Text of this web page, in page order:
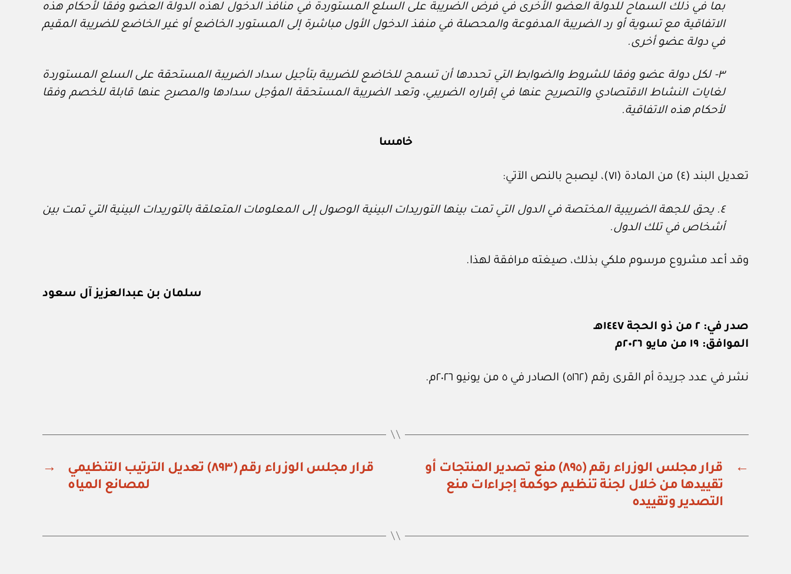
بما في ذلك السماح للدولة العضو الأخرى في فرض الضريبة على السلع المستوردة في منافذ الدخول لهذه الدولة العضو وفقا لأحكام هذه
الاتفاقية مع تسوية أو رد الضريبة المدفوعة والمحصلة في منفذ الدخول الأول مباشرة إلى المستورد الخاضع أو غير الخاضع للضريبة المقيم
في دولة عضو أخرى.
٣‏- لكل دولة عضو وفقا للشروط والضوابط التي تحددها أن تسمح للخاضع للضريبة بتأجيل سداد الضريبة المستحقة على السلع المستوردة
لغايات النشاط الاقتصادي والتصريح عنها في إقراره الضريبي، وتعد الضريبة المستحقة المؤجل سدادها والمصرح عنها قابلة للخصم وفقا
لأحكام هذه الاتفاقية.
خامسا
تعديل البند (٤) من المادة (٧١)، ليصبح بالنص الآتي:
٤. يحق للجهة الضريبية المختصة في الدول التي تمت بينها التوريدات البينية الوصول إلى المعلومات المتعلقة بالتوريدات البينية التي تمت بين
أشخاص في تلك الدول.
وقد أعد مشروع مرسوم ملكي بذلك، صيغته مرافقة لهذا.
سلمان بن عبدالعزيز آل سعود
صدر في: ٢ من ذو الحجة ١٤٤٧هـ
الموافق: ١٩ من مايو ٢٠٢٦م
نشر في عدد جريدة أم القرى رقم (٥١٦٢) الصادر في ٥ من يونيو ٢٠٢٦م.
←
قرار مجلس الوزراء رقم (٨٩٥) منع تصدير المنتجات أو
تقييدها من خلال لجنة تنظيم حوكمة إجراءات منع
التصدير وتقييده
→
قرار مجلس الوزراء رقم (٨٩٣) تعديل الترتيب التنظيمي
لمصانع المياه